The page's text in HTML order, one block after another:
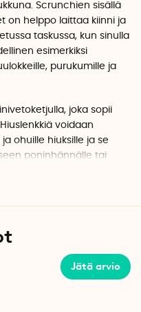
Scrunchien sisällä
on helppo laittaa kiinni ja
taskussa, kun sinulla
esimerkiksi
purukumille ja
joka sopii
voidaan
ohuille hiuksille ja se
poninhännälle tai
myös kävelyillä,
retkillä ja
Jätä arvio